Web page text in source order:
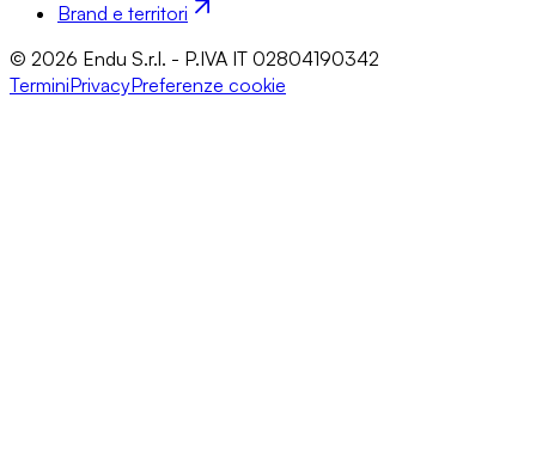
Brand e territori
© 2026 Endu S.r.l. - P.IVA IT 02804190342
TerminiPrivacyPreferenze cookie